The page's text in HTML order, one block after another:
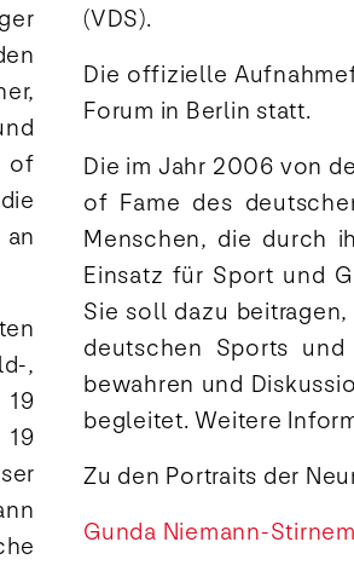
of
,
(VDS).
Die offizielle
Forum in Berlin statt.
Die im Jahr 2006 von
of Fame des
Menschen, die durch
Einsatz für Sport und
Sie soll dazu
deutschen Sports
bewahren und
begleitet. Weitere
Zu den Portraits der
Gunda Niemann-